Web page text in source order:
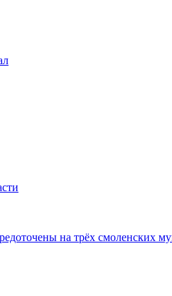
на трёх смоленских